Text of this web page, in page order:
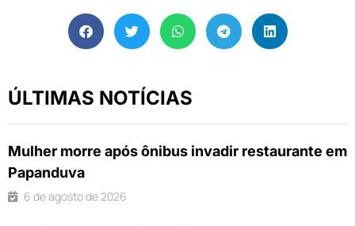
ÚLTIMAS NOTÍCIAS
Mulher morre após ônibus invadir restaurante em
Papanduva
6 de agosto de 2026